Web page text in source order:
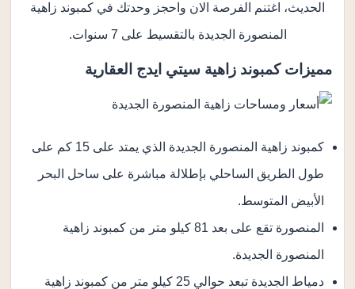
الحديث، اغتنم الفرصة الان واحجز وحدتك في كمبوند زاهية
المنصورة الجديدة بالتقسيط على 7 سنوات.
مميزات كمبوند زاهية سيتي ايدج العقارية
كمبوند زاهية المنصورة الجديدة الذي يمتد على 15 كم على
طول الطريق الساحلي بإطلالة مباشرة على ساحل البحر
الأبيض المتوسط.
المنصورة تقع على بعد 81 كيلو متر من كمبوند زاهية
المنصورة الجديدة.
دمياط الجديدة تبعد حوالي 25 كيلو متر من كمبوند زاهية